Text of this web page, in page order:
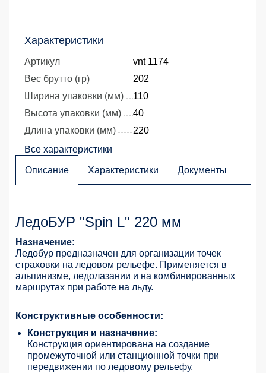
Характеристики
Артикул
vnt 1174
Вес брутто (гр)
202
Ширина упаковки (мм)
110
Высота упаковки (мм)
40
Длина упаковки (мм)
220
Все характеристики
Описание Характеристики Документы
ЛедоБУР "Spin L" 220 мм
Назначение:
Ледобур предназначен для организации точек
страховки на ледовом рельефе. Применяется в
альпинизме, ледолазании и на комбинированных
маршрутах при работе на льду.
Конструктивные особенности:
Конструкция и назначение:
Конструкция ориентирована на создание
промежуточной или станционной точки при
передвижении по ледовому рельефу.